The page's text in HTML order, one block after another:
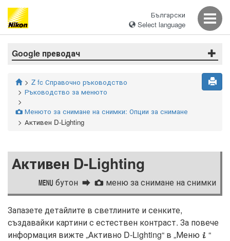
Български
Select language
Google преводач
Z fc Справочно ръководство
Ръководство за менюто
C Менюто за снимане на снимки: Опции за снимане
Активен D-Lighting
Активен D-Lighting
G бутон C меню за снимане на снимки
Запазете детайлите в светлините и сенките,
създавайки картини с естествен контраст. За повече
информация вижте „Активно D-Lighting“ в „Меню i “